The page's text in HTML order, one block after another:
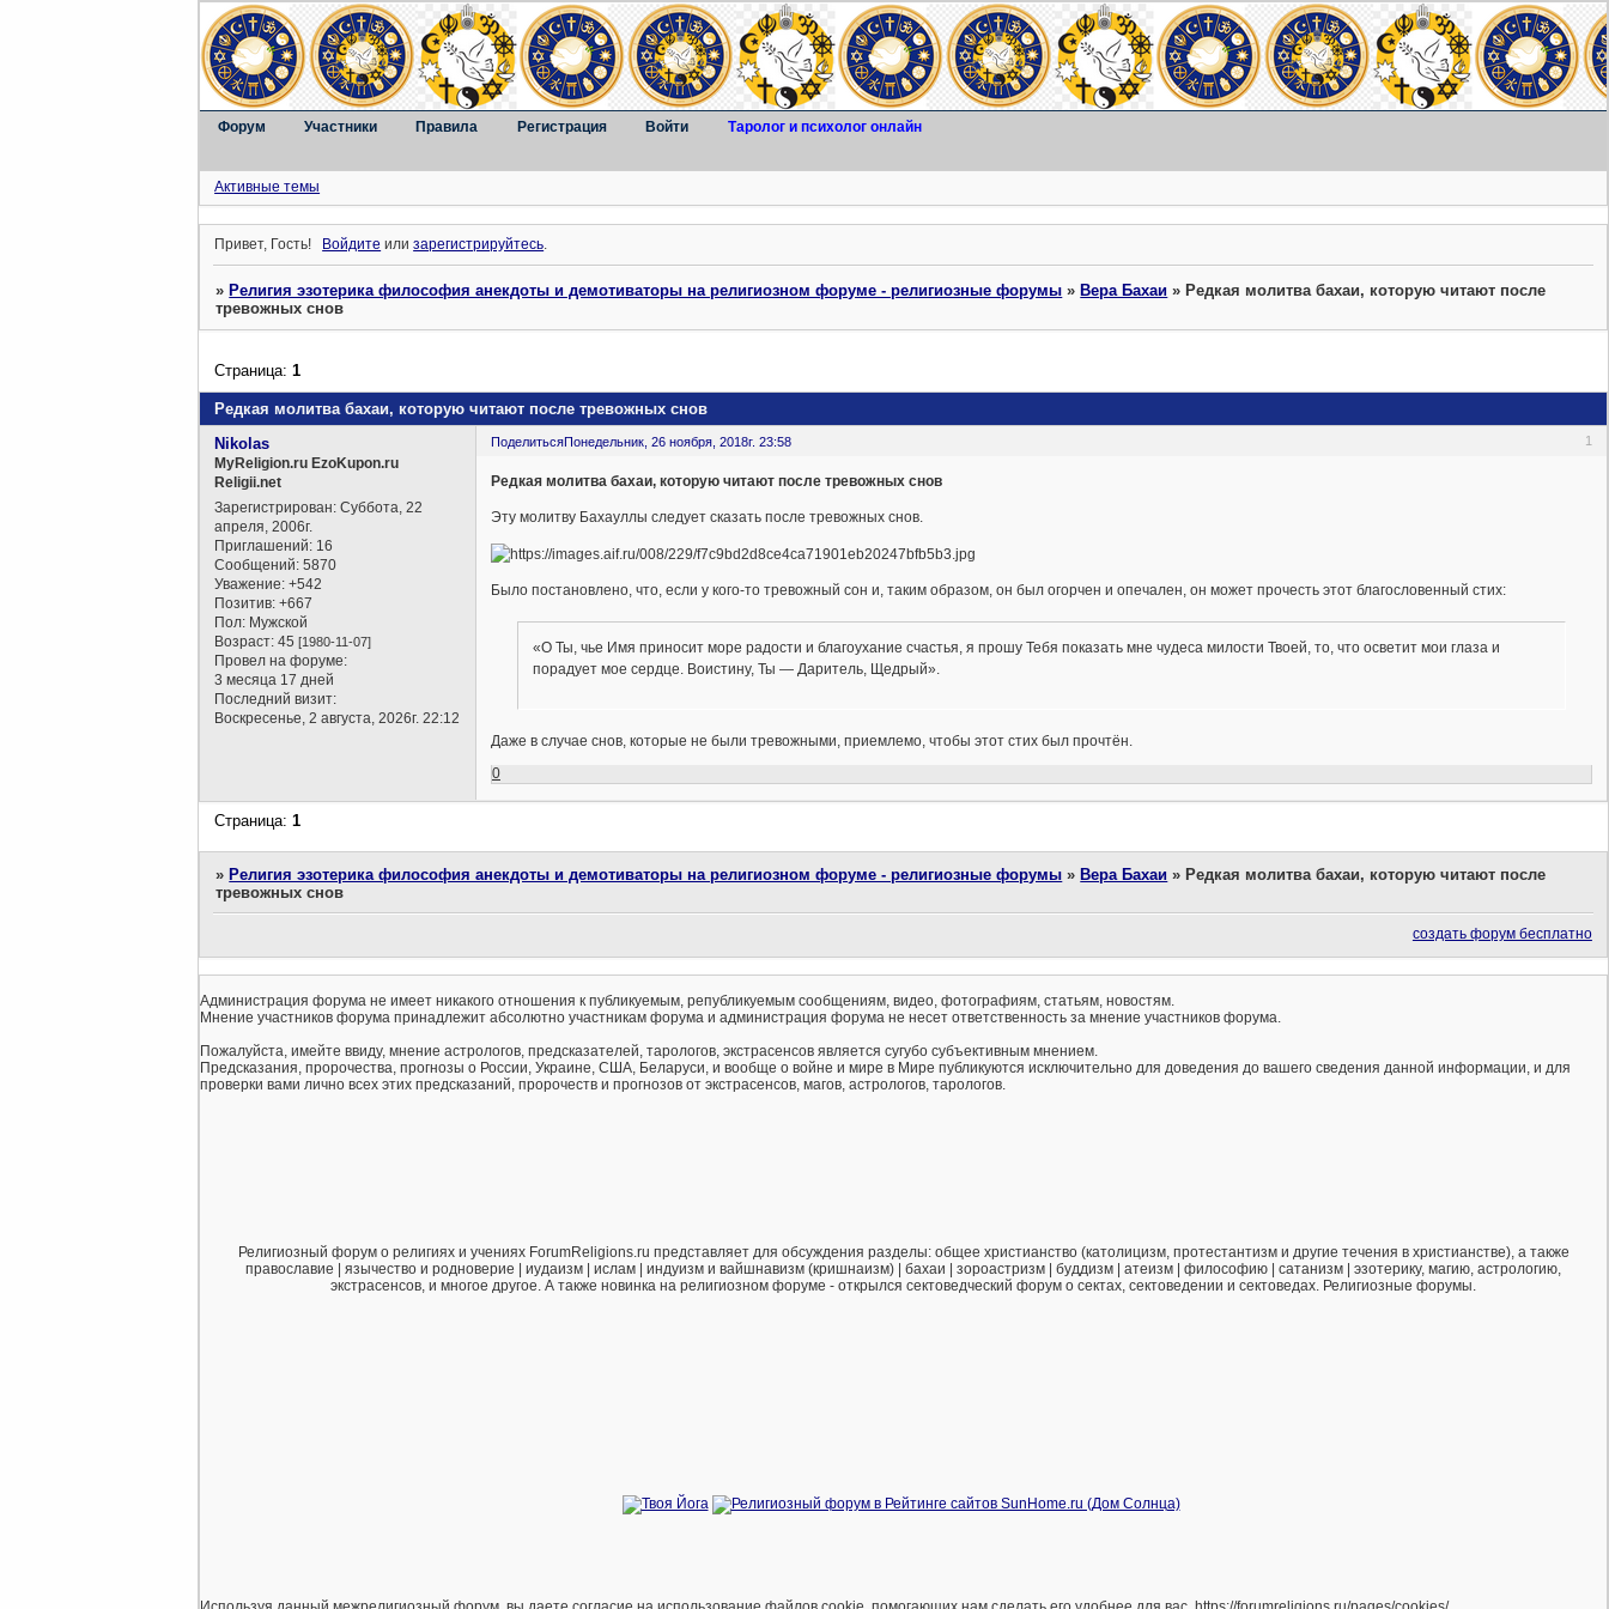
Форум Участники Правила Регистрация Войти Таролог и психолог онлайн
Активные темы
Привет, Гость! Войдите илизарегистрируйтесь.
»Религия эзотерика философия анекдоты и демотиваторы на религиозном форуме - религиозные форумы »Вера Бахаи »Редкая молитва бахаи, которую читают после
тревожных снов
Редкая молитва бахаи, которую читают после тревожных снов
Страница:1
Поделиться 1
Понедельник, 26 ноября, 2018г. 23:58
Nikolas
MyReligion.ru EzoKupon.ru
Religii.net
Зарегистрирован: Суббота, 22
апреля, 2006г.
Приглашений: 16
Сообщений: 5870
Уважение: +542
Позитив: +667
Пол: Мужской
Возраст: 45[1980-11-07]
Провел на форуме:
3 месяца 17 дней
Последний визит:
Воскресенье, 2 августа, 2026г. 22:12
Редкая молитва бахаи, которую читают после тревожных снов
Эту молитву Бахауллы следует сказать после тревожных снов.
Было постановлено, что, если у кого-то тревожный сон и, таким образом, он был огорчен и опечален, он может прочесть этот благословенный стих:
«О Ты, чье Имя приносит море радости и благоухание счастья, я прошу Тебя показать мне чудеса милости Твоей, то, что осветит мои глаза и
порадует мое сердце. Воистину, Ты — Даритель, Щедрый».
Даже в случае снов, которые не были тревожными, приемлемо, чтобы этот стих был прочтён.
0
Страница:1
» Религия эзотерика философия анекдоты и демотиваторы на религиозном форуме - религиозные форумы » Вера Бахаи » Редкая молитва бахаи, которую читают после
тревожных снов
создать форум бесплатно
Администрация форума не имеет никакого отношения к публикуемым, републикуемым сообщениям, видео, фотографиям, статьям, новостям.
Мнение участников форума принадлежит абсолютно участникам форума и администрация форума не несет ответственность за мнение участников форума.
Пожалуйста, имейте ввиду, мнение астрологов, предсказателей, тарологов, экстрасенсов является сугубо субъективным мнением.
Предсказания, пророчества, прогнозы о России, Украине, США, Беларуси, и вообще о войне и мире в Мире публикуются исключительно для доведения до вашего сведения данной информации, и для
проверки вами лично всех этих предсказаний, пророчеств и прогнозов от экстрасенсов, магов, астрологов, тарологов.
Религиозный форум о религиях и учениях ForumReligions.ru представляет для обсуждения разделы: общее христианство (католицизм, протестантизм и другие течения в христианстве), а также
православие | язычество и родноверие | иудаизм | ислам | индуизм и вайшнавизм (кришнаизм) | бахаи | зороастризм | буддизм | атеизм | философию | сатанизм | эзотерику, магию, астрологию,
экстрасенсов, и многое другое. А также новинка на религиозном форуме - открылся сектоведческий форум о сектах, сектоведении и сектоведах. Религиозные форумы.